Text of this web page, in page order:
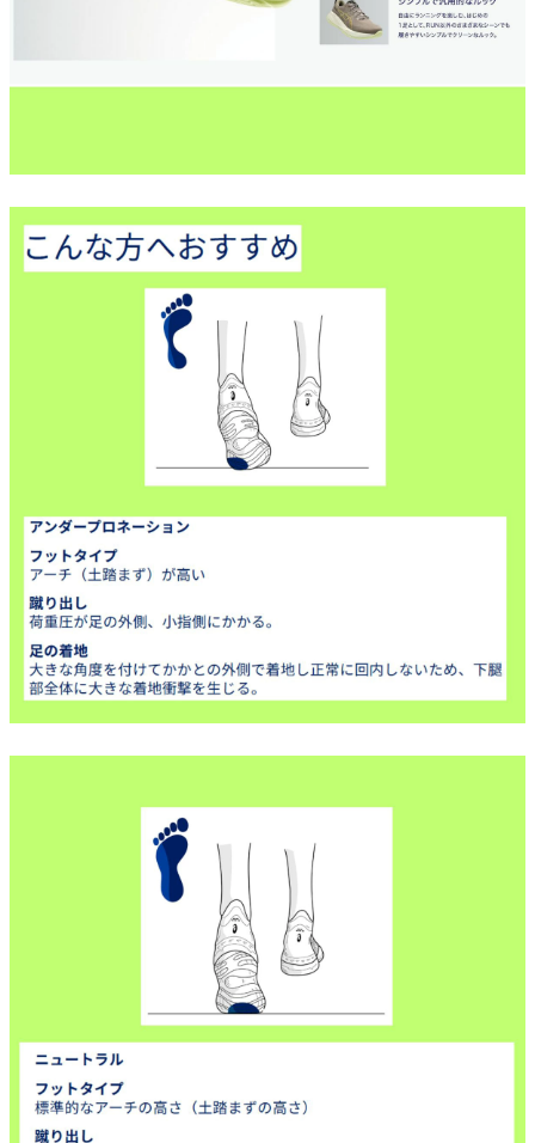
ご利用ガイド
商品レビュー
プロテイン・サプリメントまとめ買い
アウトレットセール